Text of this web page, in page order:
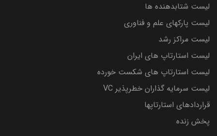
لیست شتابدهنده ها
لیست پارکهای علم و فناوری
لیست مراکز رشد
لیست استارتاپ های ایران
لیست استارتاپ های شکست خورده
لیست سرمایه گذاران خطرپذیر VC
قراردادهای استارتاپها
پخش زنده